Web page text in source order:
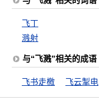
飞丁
溅射
与“飞溅”相关的成语
飞书走檄 飞云掣电